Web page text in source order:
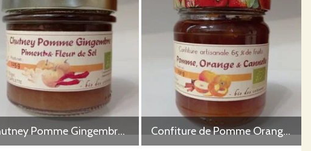
Chutney Pomme Gingembre Piment & fleur de sel 125 g Confiture de Pomme Orange Cannelle 230 g